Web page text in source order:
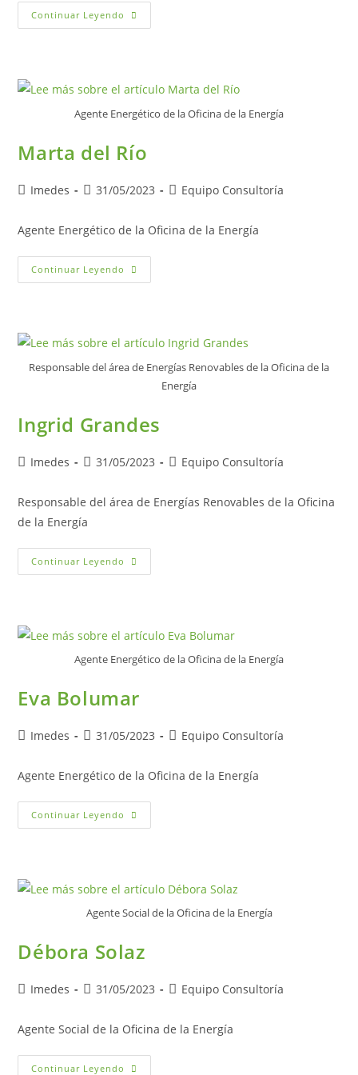
Continuar Leyendo Paula
Casamayor
Agente Energético de la Oficina de la Energía
Marta del Río
Autor
entrada:
Imedes
Publicación
entrada:
31/05/2023
Categoría
la
entrada:
Equipo Consultoría
Agente Energético de la Oficina de la Energía
Continuar Leyendo Marta
Del
Responsable del área de Energías Renovables de la Oficina de la
Energía
Ingrid Grandes
Autor
la
entrada:
Imedes
Publicación
entrada:
31/05/2023
Categoría
entrada:
Equipo Consultoría
Responsable del área de Energías Renovables de la Oficina
de la Energía
Continuar Leyendo Ingrid
Grandes
Agente Energético de la Oficina de la Energía
Eva Bolumar
Autor
la
entrada:
Imedes
Publicación
la
entrada:
31/05/2023
Categoría
la
Equipo Consultoría
Agente Energético de la Oficina de la Energía
Continuar Leyendo Eva
Bolumar
Agente Social de la Oficina de la Energía
Débora Solaz
Autor
la
entrada:
Imedes
Publicación
la
31/05/2023
Categoría
la
Equipo Consultoría
Agente Social de la Oficina de la Energía
Continuar Leyendo Débora